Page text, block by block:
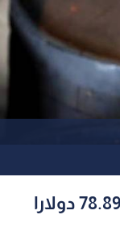
أسعار النفط عالميا تتراجع إلى 78.89 دولارا